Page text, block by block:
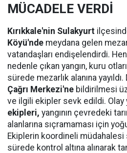
MÜCADELE VERDİ
Kırıkkale'nin Sulakyurt
Köyü'nde meydana gelen
vatandaşları endişelendirdi.
nedenle çıkan yangın, kuru
sürede mezarlık alanına
Çağrı Merkezi'ne bildirilmesi
ve ilgili ekipler sevk edildi. Olay
ekipleri, yangının çevredeki
alanlarına sıçramaması için
Ekiplerin koordineli müdahalesi
sürede kontrol altına alınarak